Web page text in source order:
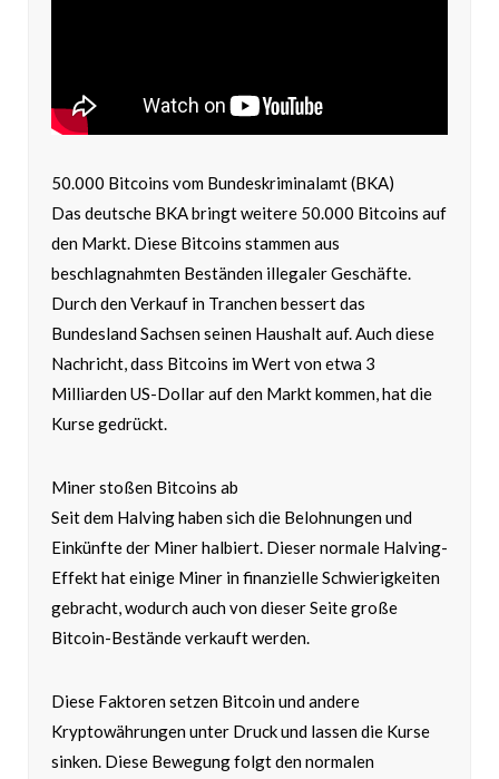
50.000 Bitcoins vom Bundeskriminalamt (BKA)
Das deutsche BKA bringt weitere 50.000 Bitcoins auf
den Markt. Diese Bitcoins stammen aus
beschlagnahmten Beständen illegaler Geschäfte.
Durch den Verkauf in Tranchen bessert das
Bundesland Sachsen seinen Haushalt auf. Auch diese
Nachricht, dass Bitcoins im Wert von etwa 3
Milliarden US-Dollar auf den Markt kommen, hat die
Kurse gedrückt.
Miner stoßen Bitcoins ab
Seit dem Halving haben sich die Belohnungen und
Einkünfte der Miner halbiert. Dieser normale Halving-
Effekt hat einige Miner in finanzielle Schwierigkeiten
gebracht, wodurch auch von dieser Seite große
Bitcoin-Bestände verkauft werden.
Diese Faktoren setzen Bitcoin und andere
Kryptowährungen unter Druck und lassen die Kurse
sinken. Diese Bewegung folgt den normalen